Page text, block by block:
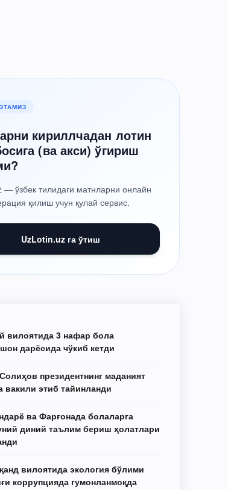
кириллчадан лотин
(ва акси) ўгириш
— ўзбек тилидаги матнларни онлайн
қилиш учун қулай сервис.
UzLotin.uz га ўтиш
вилоятида 3 нафар бола
дарёсида чўкиб кетди
президентнинг маданият
вакили этиб тайинланди
ва Фарғонада болаларга
диний таълим бериш ҳолатлари
вилоятида экология бўлими
коррупцияда гумонланмоқда